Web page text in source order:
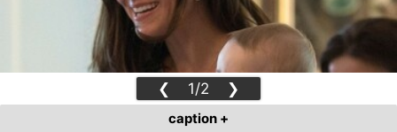
❮ 1/2 ❯
caption +